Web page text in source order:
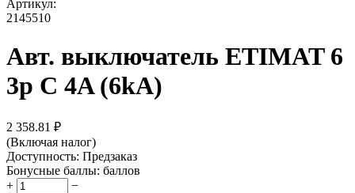
Артикул:
2145510
Авт. выключатель ETIMAT 6
3p C 4A (6kA)
2 358.81 ₽
(Включая налог)
Доступность: Предзаказ
Бонусные баллы: баллов
+
−